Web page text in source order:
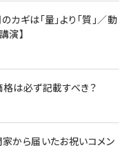
ギは「量」より「質」／動
演】
は必ず記載すべき？
から届いたお祝いコメン